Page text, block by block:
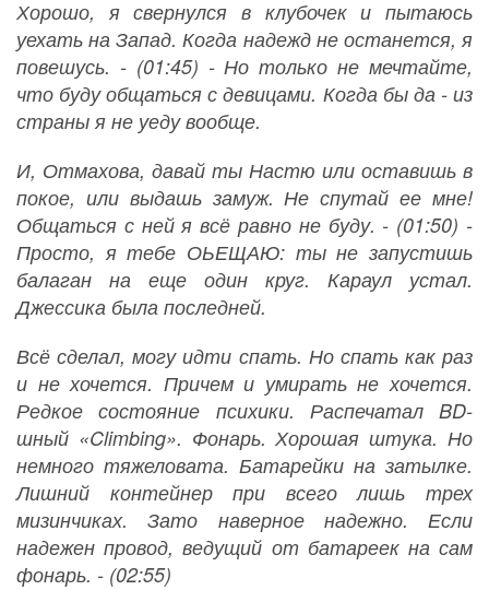
Хорошо, я свернулся в клубочек и пытаюсь
уехать на Запад. Когда надежд не останется, я
повешусь. - (01:45) - Но только не мечтайте,
что буду общаться с девицами. Когда бы да - из
страны я не уеду вообще.
И, Отмахова, давай ты Настю или оставишь в
покое, или выдашь замуж. Не спутай ее мне!
Общаться с ней я всё равно не буду. - (01:50) -
Просто, я тебе ОЬЕЩАЮ: ты не запустишь
балаган на еще один круг. Караул устал.
Джессика была последней.
Всё сделал, могу идти спать. Но спать как раз
и не хочется. Причем и умирать не хочется.
Редкое состояние психики. Распечатал BD-
шный «Climbing». Фонарь. Хорошая штука. Но
немного тяжеловата. Батарейки на затылке.
Лишний контейнер при всего лишь трех
мизинчиках. Зато наверное надежно. Если
надежен провод, ведущий от батареек на сам
фонарь. - (02:55)